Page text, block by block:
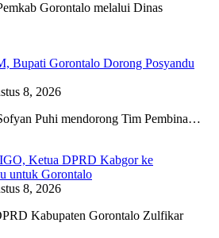
Gorontalo melalui Dinas
Bupati Gorontalo Dorong Posyandu
8, 2026
Puhi mendorong Tim Pembina…
Ketua DPRD Kabgor ke
untuk Gorontalo
8, 2026
Kabupaten Gorontalo Zulfikar